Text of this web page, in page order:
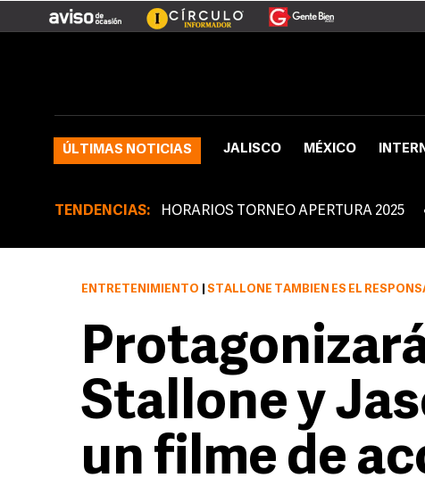
ÚLTIMAS NOTICIAS JALISCO MÉXICO
TENDENCIAS: HORARIOS TORNEO APERTURA 2025
ENTRETENIMIENTO STALLONE TAMBIÉN ES EL
Stallone y
un filme de